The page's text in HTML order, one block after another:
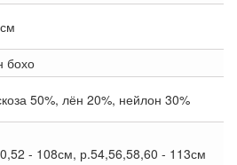
бохо
50%, лён 20%, нейлон 30%
- 108см, р.54,56,58,60 - 113см